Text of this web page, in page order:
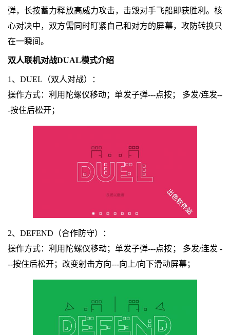
弹，长按蓄力释放高威力攻击，击毁对手飞船即获胜利。核
心对决中，双方需同时盯紧自己和对方的屏幕，攻防转换只
在一瞬间。
双人联机对战DUAL模式介绍
1、DUEL（双人对战）：
操作方式：利用陀螺仪移动；单发子弹---点按； 多发/连发--
-按住后松开；
2、DEFEND（合作防守）：
操作方式：利用陀螺仪移动；单发子弹---点按； 多发/连发 -
--按住后松开；改变射击方向---向上/向下滑动屏幕；